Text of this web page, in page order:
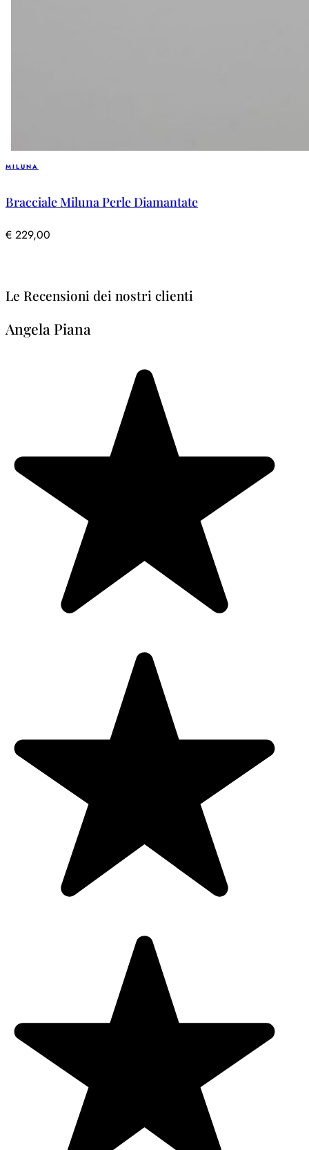
MILUNA
Bracciale Miluna Perle Diamantate
€ 229,00
Le Recensioni dei nostri clienti
Angela Piana